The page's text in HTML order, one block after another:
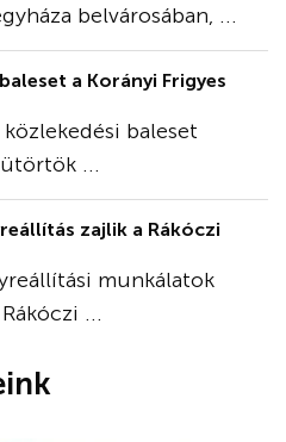
belvárosában, ...
a Korányi Frigyes
baleset
...
zajlik a Rákóczi
munkálatok
...